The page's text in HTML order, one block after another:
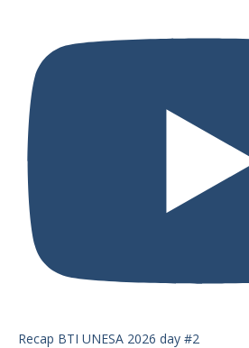
Recap BTI UNESA 2026 day #2